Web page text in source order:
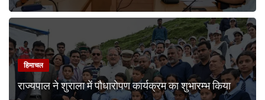
हिमाचल
राज्यपाल ने शुराला में पौधारोपण कार्यक्रम का शुभारम्भ किया